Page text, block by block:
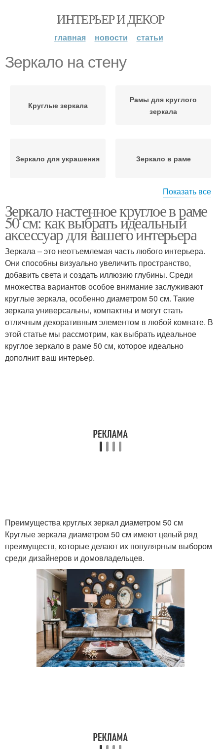
ИНТЕРЬЕР И ДЕКОР
главная новости статьи
Зеркало на стену
Круглые зеркала
Рамы для круглого
зеркала
Зеркало для украшения Зеркало в раме
Зеркало в комнате Круглое зеркало
Зеркала в зависимости
Зеркало в небольших
комнатах
Показать все
Зеркало настенное круглое в раме
50 см: как выбрать идеальный
аксессуар для вашего интерьера
Зеркала – это неотъемлемая часть любого интерьера.
Они способны визуально увеличить пространство,
добавить света и создать иллюзию глубины. Среди
множества вариантов особое внимание заслуживают
круглые зеркала, особенно диаметром 50 см. Такие
зеркала универсальны, компактны и могут стать
отличным декоративным элементом в любой комнате. В
этой статье мы рассмотрим, как выбрать идеальное
круглое зеркало в раме 50 см, которое идеально
дополнит ваш интерьер.
Преимущества круглых зеркал диаметром 50 см
Круглые зеркала диаметром 50 см имеют целый ряд
преимуществ, которые делают их популярным выбором
среди дизайнеров и домовладельцев.